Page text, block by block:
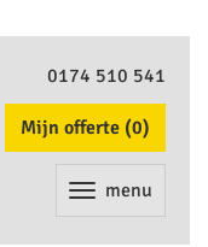
0174 510 541
Mijn offerte (0)
menu